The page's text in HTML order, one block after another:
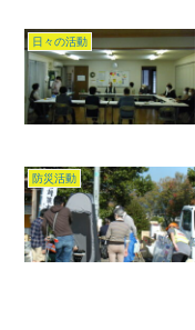
日々の活動
防災活動